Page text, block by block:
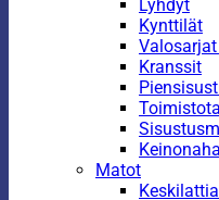
Lyhdyt
Kynttilät
Kranssit
Matot